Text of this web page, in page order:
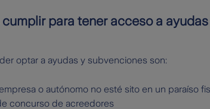
para tener acceso a
optar a ayudas y subvenciones son:
o autónomo no esté sito en un paraíso
concurso de acreedores